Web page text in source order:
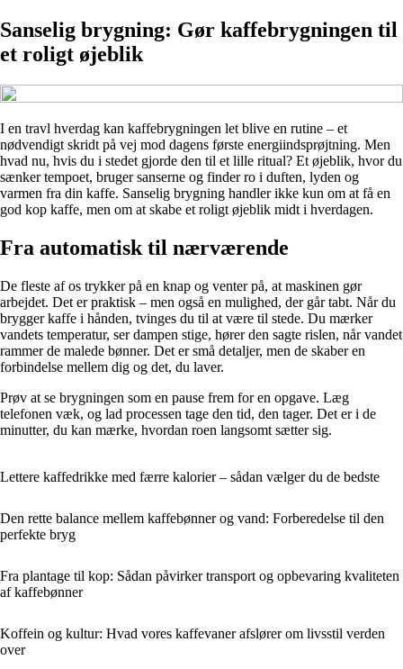
Sanselig brygning: Gør kaffebrygningen til
et roligt øjeblik
I en travl hverdag kan kaffebrygningen let blive en rutine – et
nødvendigt skridt på vej mod dagens første energiindsprøjtning. Men
hvad nu, hvis du i stedet gjorde den til et lille ritual? Et øjeblik, hvor du
sænker tempoet, bruger sanserne og finder ro i duften, lyden og
varmen fra din kaffe. Sanselig brygning handler ikke kun om at få en
god kop kaffe, men om at skabe et roligt øjeblik midt i hverdagen.
Fra automatisk til nærværende
De fleste af os trykker på en knap og venter på, at maskinen gør
arbejdet. Det er praktisk – men også en mulighed, der går tabt. Når du
brygger kaffe i hånden, tvinges du til at være til stede. Du mærker
vandets temperatur, ser dampen stige, hører den sagte rislen, når vandet
rammer de malede bønner. Det er små detaljer, men de skaber en
forbindelse mellem dig og det, du laver.
Prøv at se brygningen som en pause frem for en opgave. Læg
telefonen væk, og lad processen tage den tid, den tager. Det er i de
minutter, du kan mærke, hvordan roen langsomt sætter sig.
Lettere kaffedrikke med færre kalorier – sådan vælger du de bedste
Den rette balance mellem kaffebønner og vand: Forberedelse til den
perfekte bryg
Fra plantage til kop: Sådan påvirker transport og opbevaring kvaliteten
af kaffebønner
Koffein og kultur: Hvad vores kaffevaner afslører om livsstil verden
over